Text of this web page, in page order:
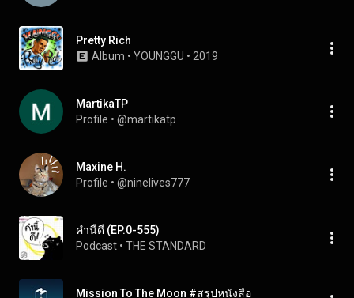
Pretty Rich
Album • YOUNGGU • 2019
MartikaTP
Profile • @martikatp
Maxine H.
Profile • @ninelives777
คำนี้ดี (EP.0-555)
Podcast • THE STANDARD
Mission To The Moon #สรุปหนังสือ